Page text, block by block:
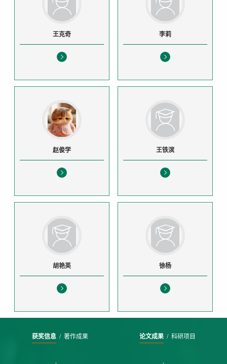
王克奇 李莉
赵俊学 王铁滨
胡艳英 徐杨
获奖信息/ 著作成果 论文成果/ 科研项目